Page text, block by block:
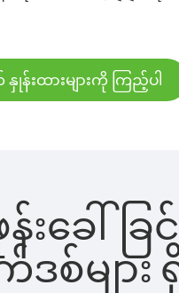
းထားများကို ကြည့်ပါ
န်းခေ
ဒစ်မျ